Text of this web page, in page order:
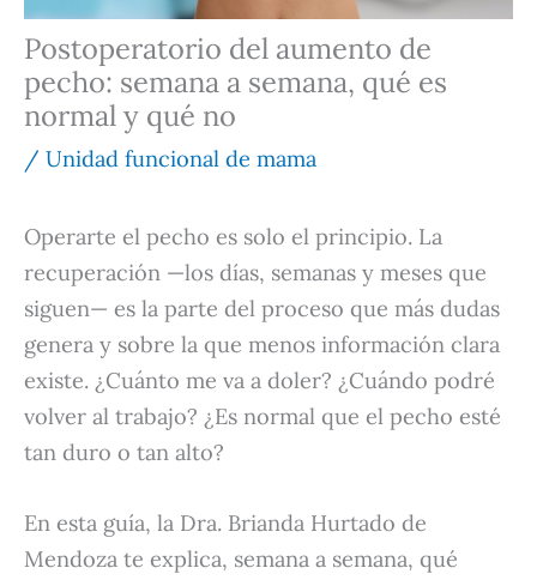
Postoperatorio del aumento de
pecho: semana a semana, qué es
normal y qué no
/ Unidad funcional de mama
Operarte el pecho es solo el principio. La
recuperación —los días, semanas y meses que
siguen— es la parte del proceso que más dudas
genera y sobre la que menos información clara
existe. ¿Cuánto me va a doler? ¿Cuándo podré
volver al trabajo? ¿Es normal que el pecho esté
tan duro o tan alto?
En esta guía, la Dra. Brianda Hurtado de
Mendoza te explica, semana a semana, qué